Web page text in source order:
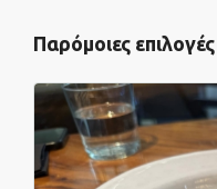
Παρόμοιες επιλογές